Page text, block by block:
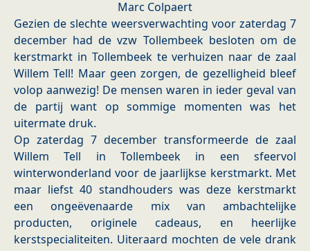
Marc Colpaert
Gezien de slechte weersverwachting voor zaterdag 7
december had de vzw Tollembeek besloten om de
kerstmarkt in Tollembeek te verhuizen naar de zaal
Willem Tell! Maar geen zorgen, de gezelligheid bleef
volop aanwezig! De mensen waren in ieder geval van
de partij want op sommige momenten was het
uitermate druk.
Op zaterdag 7 december transformeerde de zaal
Willem Tell in Tollembeek in een sfeervol
winterwonderland voor de jaarlijkse kerstmarkt. Met
maar liefst 40 standhouders was deze kerstmarkt
een ongeëvenaarde mix van ambachtelijke
producten, originele cadeaus, en heerlijke
kerstspecialiteiten. Uiteraard mochten de vele drank